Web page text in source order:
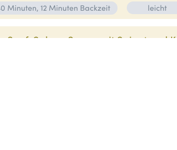
Minuten, 12 Minuten Backzeit leicht
Senf-Sahne-Sauce mit Spinat und